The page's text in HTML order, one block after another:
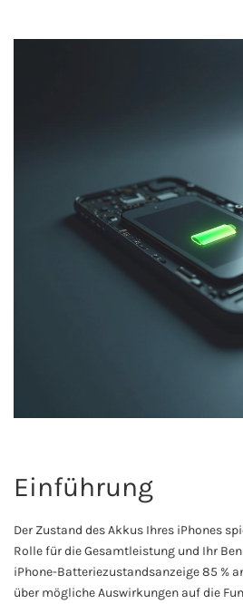
Einführung
Der Zustand des Akkus Ihres iPhones
Rolle für die Gesamtleistung und Ihr
iPhone-Batteriezustandsanzeige 85 %
über mögliche Auswirkungen auf die